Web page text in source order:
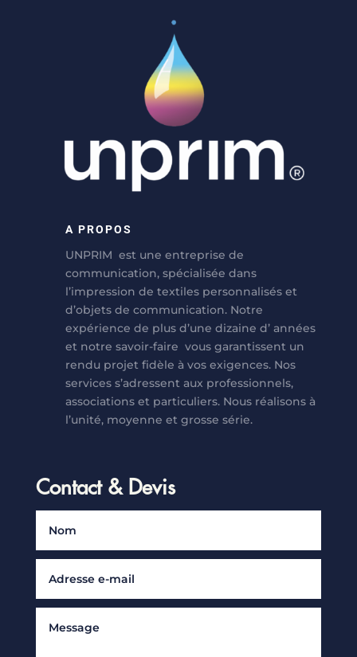
A PROPOS
UNPRIM est une entreprise de
communication, spécialisée dans
l’impression de textiles personnalisés et
d’objets de communication. Notre
expérience de plus d’une dizaine d’ années
et notre savoir-faire vous garantissent un
rendu projet fidèle à vos exigences. Nos
services s’adressent aux professionnels,
associations et particuliers. Nous réalisons à
l’unité, moyenne et grosse série.
Contact & Devis